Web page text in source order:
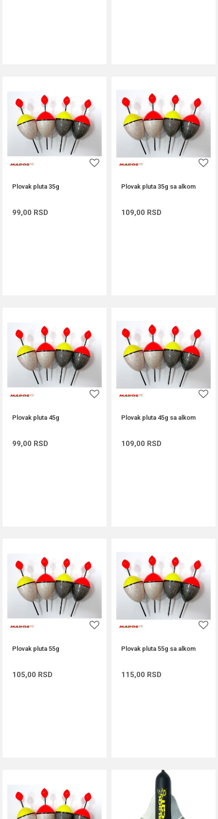
Plovak pluta 35g
99,00 RSD
Plovak pluta 35g sa alkom
109,00 RSD
Plovak pluta 45g
99,00 RSD
Plovak pluta 45g sa alkom
109,00 RSD
Plovak pluta 55g
105,00 RSD
Plovak pluta 55g sa alkom
115,00 RSD